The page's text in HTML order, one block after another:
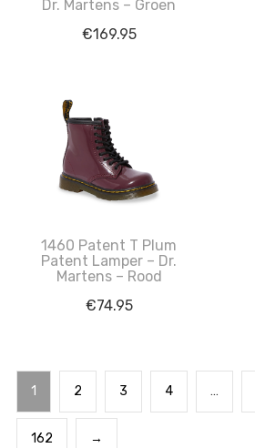
Dr. Martens – Groen
€169.95
1460 Patent T Plum
Patent Lamper – Dr.
Martens – Rood
€74.95
1 2 3 4 …
162 →